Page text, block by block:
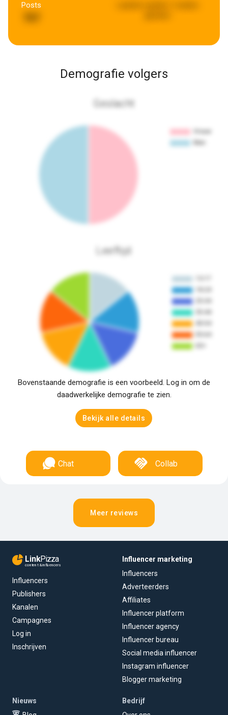
Posts
Demografie volgers
Geslacht
Leeftijd
Bovenstaande demografie is een voorbeeld. Log in om de
daadwerkelijke demografie te zien.
Bekijk alle details
Chat Collab
Meer reviews
LinkPizza
content & influencers
Influencers
Publishers
Kanalen
Campagnes
Log in
Inschrijven
Influencer marketing
Influencers
Adverteerders
Affiliates
Influencer platform
Influencer agency
Influencer bureau
Social media influencer
Instagram influencer
Blogger marketing
Nieuws
Bedrijf